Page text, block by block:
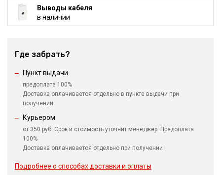
Выводы кабеля
в наличии
Где забрать?
Пункт выдачи
предоплата 100%
Доставка оплачивается отдельно в пункте выдачи при
получении
Курьером
от 350 руб. Срок и стоимость уточнит менеджер. Предоплата
100%
Доставка оплачивается отдельно при получении
Подробнее о способах доставки и оплаты